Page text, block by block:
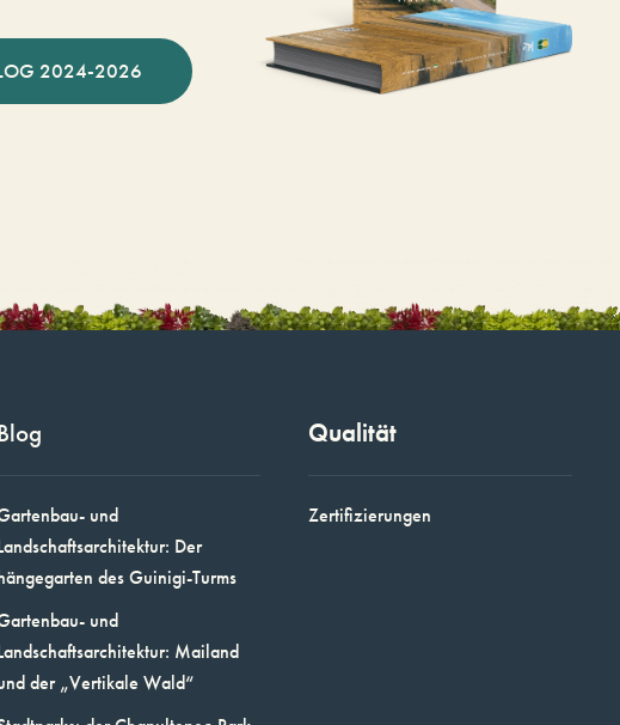
2024-2026
und
Der
des Guinigi-Turms
und
Mailand
der „Vertikale Wald“
Qualität
Zertifizierungen